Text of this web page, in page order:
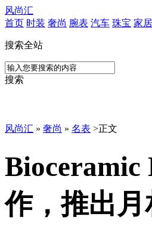
风尚汇
首页 时装 奢尚 腕表 汽车 珠宝 家居
搜索全站
搜索
风尚汇 » 奢尚 » 名表 >正文
Bioceramic
作，推出